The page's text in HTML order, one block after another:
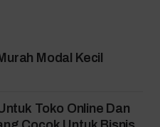
Modal Kecil
Toko Online Dan